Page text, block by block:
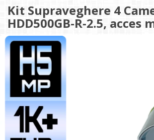
Kit Supraveghere 4
HDD500GB-R-2.5,